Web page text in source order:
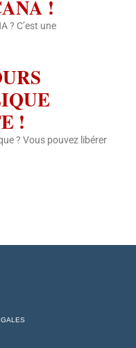
!
? C’est une
!
? Vous pouvez libérer